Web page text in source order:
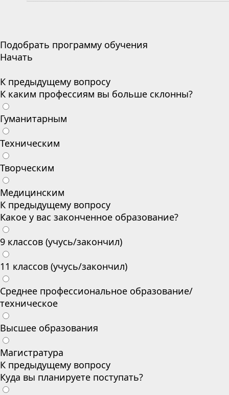
Подобрать программу обучения
Начать
К предыдущему вопросу
К каким профессиям вы больше склонны?
Гуманитарным
Техническим
Творческим
Медицинским
К предыдущему вопросу
Какое у вас законченное образование?
9 классов (учусь/закончил)
11 классов (учусь/закончил)
Среднее профессиональное образование/
техническое
Высшее образования
Магистратура
К предыдущему вопросу
Куда вы планируете поступать?